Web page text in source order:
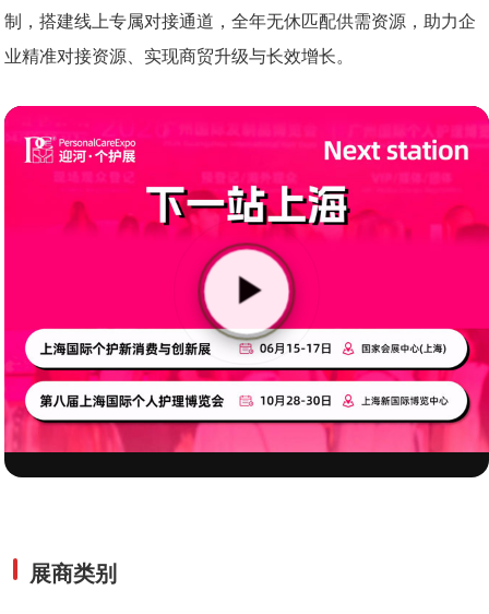
制，搭建线上专属对接通道，全年无休匹配供需资源，助力企
业精准对接资源、实现商贸升级与长效增长。
展会面积
20,000
展商数
量
311
专业观众
15,264
同期活
动
20
▶
展商类别